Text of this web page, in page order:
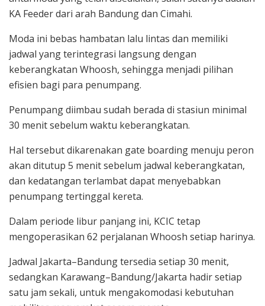
KA Feeder dari arah Bandung dan Cimahi.
Moda ini bebas hambatan lalu lintas dan memiliki
jadwal yang terintegrasi langsung dengan
keberangkatan Whoosh, sehingga menjadi pilihan
efisien bagi para penumpang.
Penumpang diimbau sudah berada di stasiun minimal
30 menit sebelum waktu keberangkatan.
Hal tersebut dikarenakan gate boarding menuju peron
akan ditutup 5 menit sebelum jadwal keberangkatan,
dan kedatangan terlambat dapat menyebabkan
penumpang tertinggal kereta.
Dalam periode libur panjang ini, KCIC tetap
mengoperasikan 62 perjalanan Whoosh setiap harinya.
Jadwal Jakarta–Bandung tersedia setiap 30 menit,
sedangkan Karawang–Bandung/Jakarta hadir setiap
satu jam sekali, untuk mengakomodasi kebutuhan